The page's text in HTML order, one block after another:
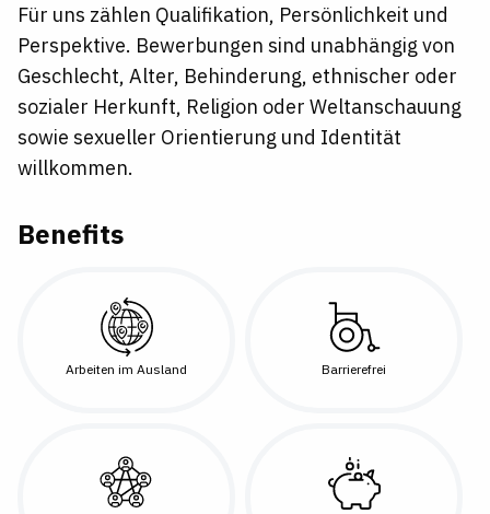
Für uns zählen Qualifikation, Persönlichkeit und
Perspektive. Bewerbungen sind unabhängig von
Geschlecht, Alter, Behinderung, ethnischer oder
sozialer Herkunft, Religion oder Weltanschauung
sowie sexueller Orientierung und Identität
willkommen.
Benefits
Arbeiten im Ausland Barrierefrei